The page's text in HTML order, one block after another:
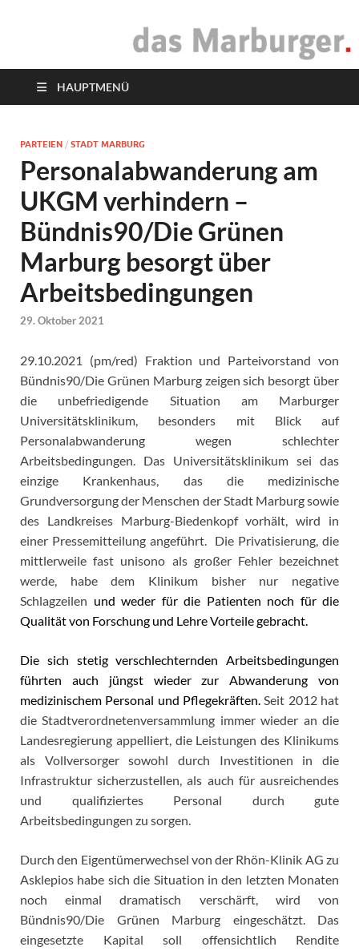
das Marburger.
HAUPTMENÜ
PARTEIEN / STADT MARBURG
Personalabwanderung am
UKGM verhindern –
Bündnis90/Die Grünen
Marburg besorgt über
Arbeitsbedingungen
29. Oktober 2021
29.10.2021 (pm/red) Fraktion und Parteivorstand von
Bündnis90/Die Grünen Marburg zeigen sich besorgt über
die unbefriedigende Situation am Marburger
Universitätsklinikum, besonders mit Blick auf
Personalabwanderung wegen schlechter
Arbeitsbedingungen. Das Universitätsklinikum sei das
einzige Krankenhaus, das die medizinische
Grundversorgung der Menschen der Stadt Marburg sowie
des Landkreises Marburg-Biedenkopf vorhält, wird in
einer Pressemitteilung angeführt. Die Privatisierung, die
mittlerweile fast unisono als großer Fehler bezeichnet
werde, habe dem Klinikum bisher nur negative
Schlagzeilen und weder für die Patienten noch für die
Qualität von Forschung und Lehre Vorteile gebracht.
Die sich stetig verschlechternden Arbeitsbedingungen
führten auch jüngst wieder zur Abwanderung von
medizinischem Personal und Pflegekräften.Seit 2012 hat
die Stadtverordnetenversammlung immer wieder an die
Landesregierung appelliert, die Leistungen des Klinikums
als Vollversorger sowohl durch Investitionen in die
Infrastruktur sicherzustellen, als auch für ausreichendes
und qualifiziertes Personal durch gute
Arbeitsbedingungen zu sorgen.
Durch den Eigentümerwechsel von der Rhön-Klinik AG zu
Asklepios habe sich die Situation in den letzten Monaten
noch einmal dramatisch verschärft, wird von
Bündnis90/Die Grünen Marburg eingeschätzt. Das
eingesetzte Kapital soll offensichtlich Rendite